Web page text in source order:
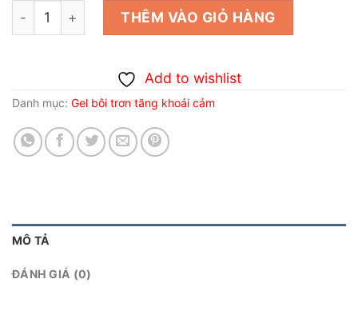
gel bôi hỗ trợ làm to dài dương vật cho nam TiTan số
THÊM VÀO GIỎ HÀNG
Add to wishlist
Danh mục: Gel bôi trơn tăng khoái cảm
MÔ TẢ
ĐÁNH GIÁ (0)